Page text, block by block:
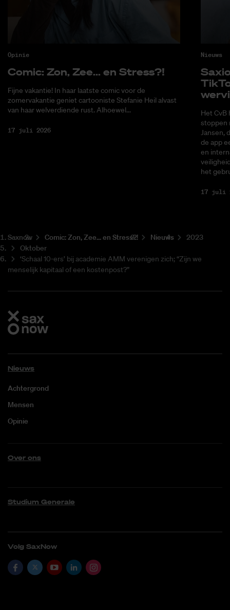
Opinie
Co­mic: Zon, Zee... en Stress?!
Fijne vakantie! In haar laatste comic voor de
zomervakantie geniet cartooniste Stefanie Heil alvast
van haar welverdiende rust. Alhoewel...
17 juli 2026
Nieuws
Het CvB
stoppen
Jansen,
de app
en
het
17 juli
Saxnow Co­mic: Zon, Zee... en Stress?! Nieuws
2023
Oktober
‘Schaal 10-ers’ bij academie AMM verenigen zich; “Zijn we
menselijk kapitaal of een kostenpost?”
Nieuws
Achtergrond
Mensen
Opinie
Over ons
Studium Generale
Volg SaxNow